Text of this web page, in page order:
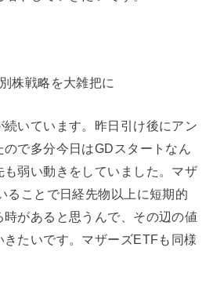
株戦略を大雑把に
いています。昨日引け後にアン
ので多分今日はGDスタートなん
弱い動きをしていました。マザ
ることで日経先物以上に短期的
があると思うんで、その辺の値
たいです。マザーズETFも同様